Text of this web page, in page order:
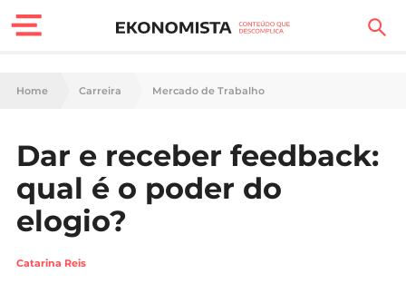
Finanças Pessoais
Carreira
Casa
Lifestyle
Home Carreira Mercado de Trabalho
Dar e receber feedback:
qual é o poder do
elogio?
Catarina Reis